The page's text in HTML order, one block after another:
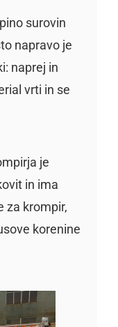
surovin
napravo je
naprej in
vrti in se
je
in ima
za krompir,
korenine